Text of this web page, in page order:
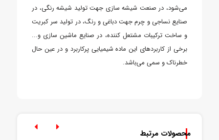
می‌شود، در صنعت شیشه سازی جهت تولید شیشه رنگی، در
صنایع نساجی و چرم جهت دباغی و رنگ، در تولید سر کبریت
و ساخت ترکیبات مشتعل کننده، در صنایع ماشین سازی و...
برخی از کاربردهای این ماده شیمیایی پرکاربرد و در عین حال
خطرناک و سمی می‌باشد.
محصولات مرتبط